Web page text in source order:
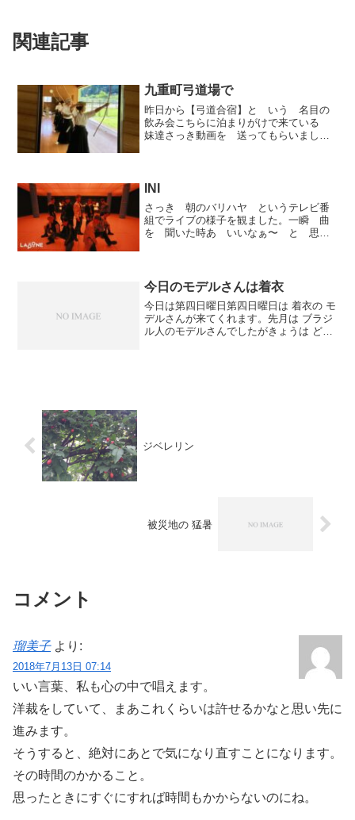
関連記事
九重町弓道場で
昨日から【弓道合宿】と いう 名目の
飲み会こちらに泊まりがけで来ている
妹達さっき動画を 送ってもらいまし
INI
さっき 朝のバリハヤ というテレビ番
組でライブの様子を観ました。一瞬 曲
を 聞いた時あ いいなぁ〜 と 思い
グループで紅白にも出た事...
今日のモデルさんは着衣
今日は第四日曜日第四日曜日は 着衣の モ
デルさんが来てくれます。先月は ブラジ
ル人のモデルさんでしたがきょうは どん
ジベレリン
被災地の 猛暑
コメント
瑠美子 より:
2018年7月13日 07:14
いい言葉、私も心の中で唱えます。
洋裁をしていて、まあこれくらいは許せるかなと思い先に
進みます。
そうすると、絶対にあとで気になり直すことになります。
その時間のかかること。
思ったときにすぐにすれば時間もかからないのにね。